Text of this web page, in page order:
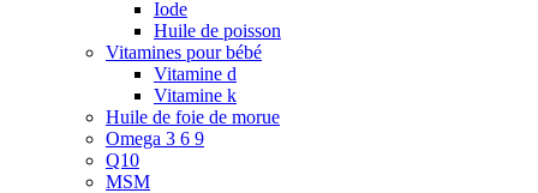
Iode
Huile de poisson
Vitamines pour bébé
Vitamine d
Vitamine k
Huile de foie de morue
Omega 3 6 9
Q10
MSM